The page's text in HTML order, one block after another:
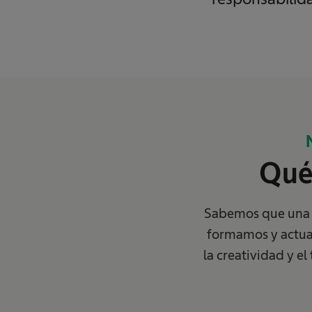
Sabemos que
formamos y
la creatividad y el